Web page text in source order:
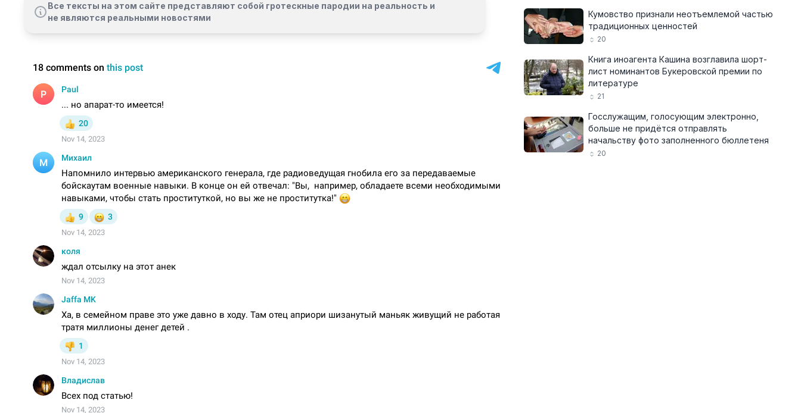
Все тексты на этом сайте представляют собой гротескные пародии на реальность и
не являются реальными новостями
Кумовство признали неотъемлемой частью
традиционных ценностей
20
Книга иноагента Кашина возглавила шорт-
лист номинантов Букеровской премии по
литературе
21
Госслужащим, голосующим электронно,
больше не придётся отправлять
начальству фото заполненного бюллетеня
20